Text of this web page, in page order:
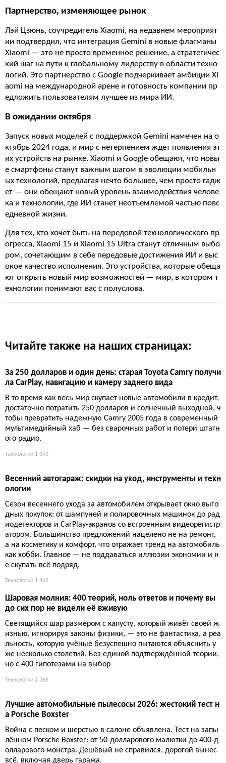
Партнерство, изменяющее рынок
Лэй Цзюнь, соучредитель Xiaomi, на недавнем мероприят
ии подтвердил, что интеграция Gemini в новые флагманы
Xiaomi — это не просто временное решение, а стратегичес
кий шаг на пути к глобальному лидерству в области техно
логий. Это партнерство с Google подчеркивает амбиции Xi
aomi на международной арене и готовность компании пр
едложить пользователям лучшее из мира ИИ.
В ожидании октября
Запуск новых моделей с поддержкой Gemini намечен на о
ктябрь 2024 года, и мир с нетерпением ждет появления эт
их устройств на рынке. Xiaomi и Google обещают, что новы
е смартфоны станут важным шагом в эволюции мобильн
ых технологий, предлагая нечто большее, чем просто гадж
ет — они обещают новый уровень взаимодействия челове
ка и технологии, где ИИ станет неотъемлемой частью повс
едневной жизни.
Для тех, кто хочет быть на передовой технологического пр
огресса, Xiaomi 15 и Xiaomi 15 Ultra станут отличным выбо
ром, сочетающим в себе передовые достижения ИИ и выс
окое качество исполнения. Это устройства, которые обеща
ют открыть новый мир возможностей — мир, в котором т
ехнологии понимают вас с полуслова.
Читайте также на наших страницах:
За 250 долларов и один день: старая Toyota Camry получи
ла CarPlay, навигацию и камеру заднего вида
В то время как весь мир скупает новые автомобили в кредит,
достаточно потратить 250 долларов и солнечный выходной, ч
тобы превратить надежную Camry 2005 года в современный
мультимедийный хаб — без сварочных работ и потери штатн
ого радио.
Технологии 1 393
Весенний автогараж: скидки на уход, инструменты и техн
ологии
Сезон весеннего ухода за автомобилем открывает окно выго
дных покупок: от шампуней и полировочных машинок до рад
иодетекторов и CarPlay-экранов со встроенным видеорегистр
атором. Большинство предложений нацелено не на ремонт,
а на косметику и комфорт, что отражает тренд на автомобиль
как хобби. Главное — не поддаваться иллюзии экономии и н
е скупать всё подряд.
Технологии 1 862
Шаровая молния: 400 теорий, ноль ответов и почему вы
до сих пор не видели её вживую
Светящийся шар размером с капусту, который живёт своей ж
изнью, игнорируя законы физики, — это не фантастика, а реа
льность, которую учёные безуспешно пытаются объяснить у
же несколько столетий. Без единой подтверждённой теории,
но с 400 гипотезами на выбор
Технологии 2 366
Лучшие автомобильные пылесосы 2026: жестокий тест н
а Porsche Boxster
Война с песком и шерстью в салоне объявлена. Тест на запы
лённом Porsche Boxster: от 50-долларового малютки до 400-д
олларового монстра. Дешёвый не справился, дорогой вынес
всё, включая дверь гаража.